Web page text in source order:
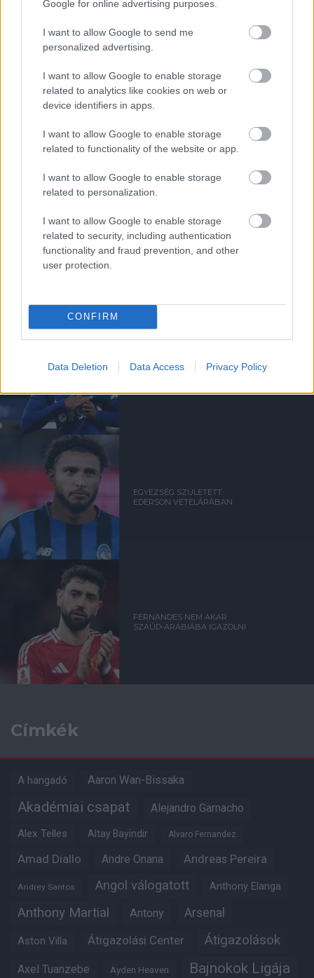
Google for online advertising purposes.
I want to allow Google to send me
personalized advertising.
I want to allow Google to enable storage
related to analytics like cookies on web or
device identifiers in apps.
I want to allow Google to enable storage
related to functionality of the website or app.
I want to allow Google to enable storage
related to personalization.
I want to allow Google to enable storage
related to security, including authentication
functionality and fraud prevention, and other
user protection.
CONFIRM
Data Deletion Data Access Privacy Policy
Támogasd adományoddal
Kapcsolódó hírek
PLETYKÁK, ÁTIGAZOLÁSOK
ELŐREHALADOTT
TÁRGYALÁSOKAT FOLYTAT A
UNITED TIELEMANSRÓL
ANDREY SANTOSRÓL
MEGEGYEZETT A UNITED A
EGYEZSÉG SZÜLETETT
EDERSON VÉTELÁRÁBAN
FERNANDES NEM AKAR
SZAÚD-ARÁBIÁBA IGAZOLNI
Címkék
A hangadó Aaron Wan-Bissaka
Akadémiai csapat Alejandro Garnacho
Alex Telles Altay Bayindir Alvaro Fernandez
Amad Diallo Andre Onana Andreas Pereira
Andrey Santos Angol válogatott Anthony Elanga
Anthony Martial Antony Arsenal
Aston Villa Átigazolási Center Átigazolások
Axel Tuanzebe Ayden Heaven Bajnokok Ligája